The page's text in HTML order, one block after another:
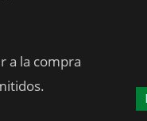
a la compra